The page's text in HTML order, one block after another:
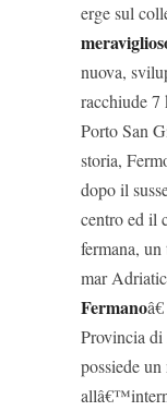
erge sul
nuova,
racchiude
Porto San
storia,
dopo il
centro ed il
fermana,
mar
Fermano
Provincia
possiede